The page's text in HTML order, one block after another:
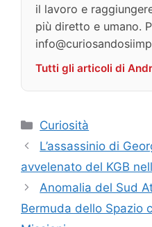
il lavoro e
più diretto e umano.
Tutti gli articoli di
Categorie
Curiosità
L’assassinio di
avvelenato del KGB
Anomalia del Sud
Bermuda dello Spazio